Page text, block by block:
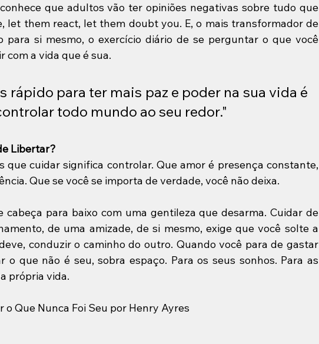
que adultos vão ter opiniões negativas sobre tudo que
let them react, let them doubt you. E, o mais transformador de
para si mesmo, o exercício diário de se perguntar o que você
a vida que é sua.
rápido para ter mais paz e poder na sua vida é
todo mundo ao seu redor."
Libertar?
que cuidar significa controlar. Que amor é presença constante,
Que se você se importa de verdade, você não deixa.
cabeça para baixo com uma gentileza que desarma. Cuidar de
de uma amizade, de si mesmo, exige que você solte a
conduzir o caminho do outro. Quando você para de gastar
o que não é seu, sobra espaço. Para os seus sonhos. Para as
própria vida.
Que Nunca Foi Seu por Henry Ayres